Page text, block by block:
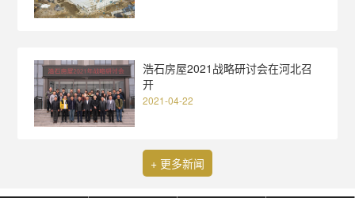
浩石房屋2021战略研讨会在河北召
开
2021-04-22
+ 更多新闻